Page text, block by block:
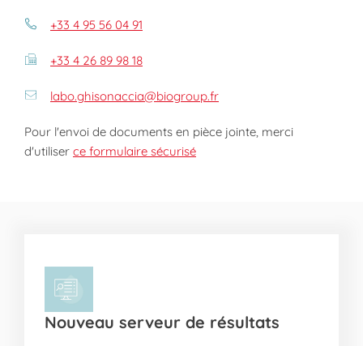
+33 4 95 56 04 91
+33 4 26 89 98 18
labo.ghisonaccia@biogroup.fr
Pour l'envoi de documents en pièce jointe, merci
d'utiliser ce formulaire sécurisé
Nouveau serveur de résultats